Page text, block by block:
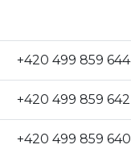
+420 499 859 644
+420 499 859 642
+420 499 859 640